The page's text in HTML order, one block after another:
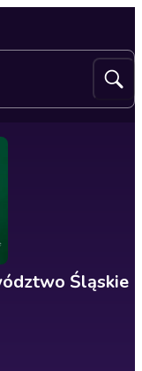
Śląskie